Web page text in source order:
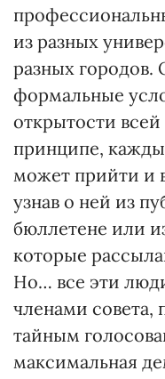
из разных
разных городов.
формальные
открытости
принципе,
может прийти и
узнав о ней из
бюллетене или
которые
Но… все эти
членами
тайным
максимальная